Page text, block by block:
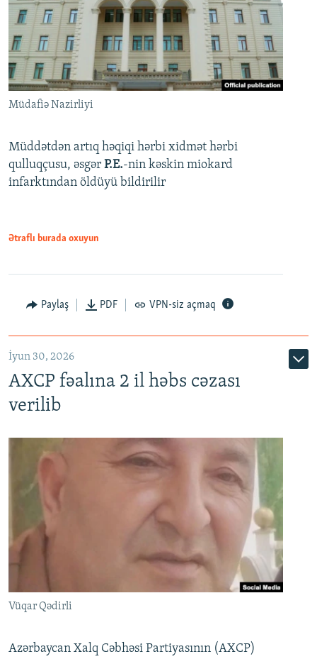
Müdafiə Nazirliyi
Müddətdən artıq həqiqi hərbi xidmət hərbi
qulluqçusu, əsgər P.E.-nin kəskin miokard
infarktından öldüyü bildirilir
Ətraflı burada oxuyun
Paylaş PDF VPN-siz açmaq
İyun 30, 2026
AXCP fəalına 2 il həbs cəzası
verilib
Vüqar Qədirli
Azərbaycan Xalq Cəbhəsi Partiyasının (AXCP)